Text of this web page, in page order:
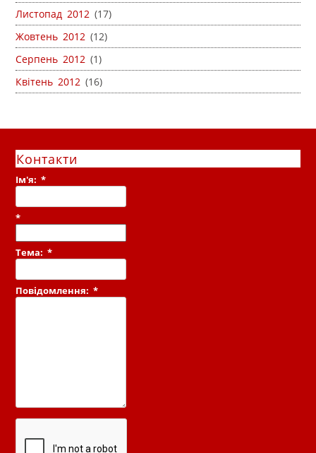
Листопад 2012 (17)
Жовтень 2012 (12)
Серпень 2012 (1)
Квітень 2012 (16)
Контакти
Ім'я:*
*
Тема:*
Повідомлення:*